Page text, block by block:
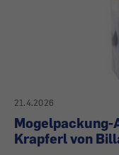
21.4.2026
Mogelpackung-
Krapferl von